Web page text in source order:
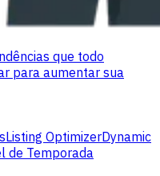
que todo
para aumentar sua
Listing OptimizerDynamic
de Temporada